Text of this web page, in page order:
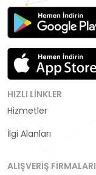
HIZLI LINKLER
Hizmetler
İlgi Alanları
ALIŞVERIŞ FIRMALARI